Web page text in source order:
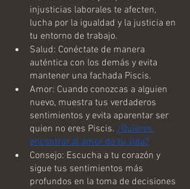
injusticias laborales te afecten,
lucha por la igualdad y la justicia en
tu entorno de trabajo.
Salud: Conéctate de manera
auténtica con los demás y evita
mantener una fachada Piscis.
Amor: Cuando conozcas a alguien
nuevo, muestra tus verdaderos
sentimientos y evita aparentar ser
quien no eres Piscis. ¿Quieres
encontrar al amor de tu vida?
Consejo: Escucha a tu corazón y
sigue tus sentimientos más
profundos en la toma de decisiones